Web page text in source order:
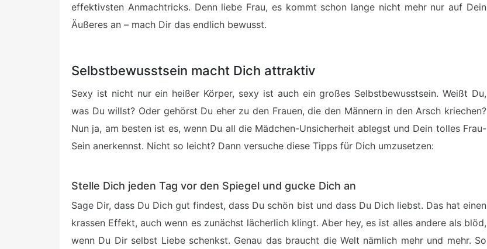
effektivsten Anmachtricks. Denn liebe Frau, es kommt schon lange nicht mehr nur auf Dein
Äußeres an – mach Dir das endlich bewusst.
Selbstbewusstsein macht Dich attraktiv
Sexy ist nicht nur ein heißer Körper, sexy ist auch ein großes Selbstbewusstsein. Weißt Du,
was Du willst? Oder gehörst Du eher zu den Frauen, die den Männern in den Arsch kriechen?
Nun ja, am besten ist es, wenn Du all die Mädchen-Unsicherheit ablegst und Dein tolles Frau-
Sein anerkennst. Nicht so leicht? Dann versuche diese Tipps für Dich umzusetzen:
Stelle Dich jeden Tag vor den Spiegel und gucke Dich an
Sage Dir, dass Du Dich gut findest, dass Du schön bist und dass Du Dich liebst. Das hat einen
krassen Effekt, auch wenn es zunächst lächerlich klingt. Aber hey, es ist alles andere als blöd,
wenn Du Dir selbst Liebe schenkst. Genau das braucht die Welt nämlich mehr und mehr. So